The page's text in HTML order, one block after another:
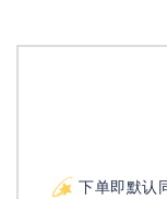
下单即默认